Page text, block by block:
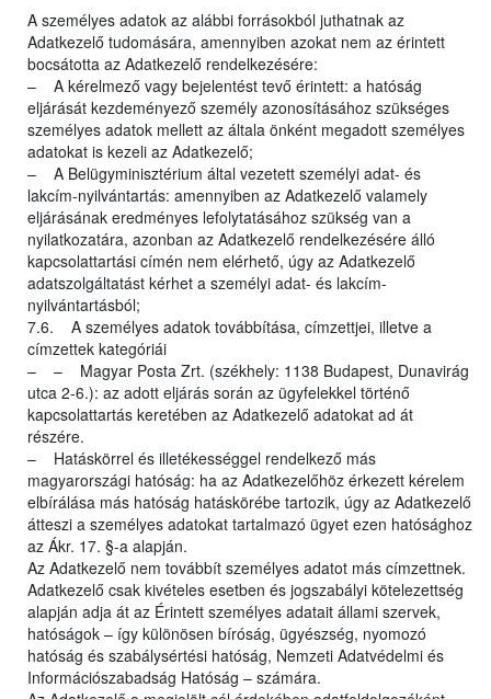
A személyes adatok az alábbi forrásokból juthatnak az
Adatkezelő tudomására, amennyiben azokat nem az érintett
bocsátotta az Adatkezelő rendelkezésére:
– A kérelmező vagy bejelentést tevő érintett: a hatóság
eljárását kezdeményező személy azonosításához szükséges
személyes adatok mellett az általa önként megadott személyes
adatokat is kezeli az Adatkezelő;
– A Belügyminisztérium által vezetett személyi adat- és
lakcím-nyilvántartás: amennyiben az Adatkezelő valamely
eljárásának eredményes lefolytatásához szükség van a
nyilatkozatára, azonban az Adatkezelő rendelkezésére álló
kapcsolattartási címén nem elérhető, úgy az Adatkezelő
adatszolgáltatást kérhet a személyi adat- és lakcím-
nyilvántartásból;
7.6. A személyes adatok továbbítása, címzettjei, illetve a
címzettek kategóriái
– – Magyar Posta Zrt. (székhely: 1138 Budapest, Dunavirág
utca 2-6.): az adott eljárás során az ügyfelekkel történő
kapcsolattartás keretében az Adatkezelő adatokat ad át
részére.
– Hatáskörrel és illetékességgel rendelkező más
magyarországi hatóság: ha az Adatkezelőhöz érkezett kérelem
elbírálása más hatóság hatáskörébe tartozik, úgy az Adatkezelő
átteszi a személyes adatokat tartalmazó ügyet ezen hatósághoz
az Ákr. 17. §-a alapján.
Az Adatkezelő nem továbbít személyes adatot más címzettnek.
Adatkezelő csak kivételes esetben és jogszabályi kötelezettség
alapján adja át az Érintett személyes adatait állami szervek,
hatóságok – így különösen bíróság, ügyészség, nyomozó
hatóság és szabálysértési hatóság, Nemzeti Adatvédelmi és
Információszabadság Hatóság – számára.